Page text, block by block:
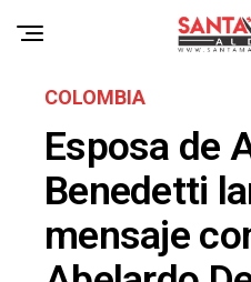
COLOMBIA
Esposa de
Benedetti
mensaje